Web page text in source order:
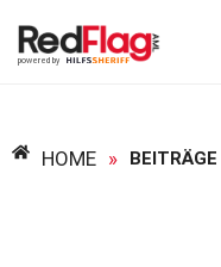
HOME » BEITRÄGE